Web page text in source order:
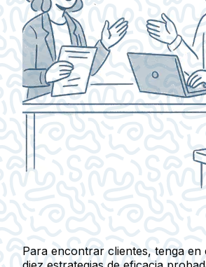
Para encontrar clientes, tenga en